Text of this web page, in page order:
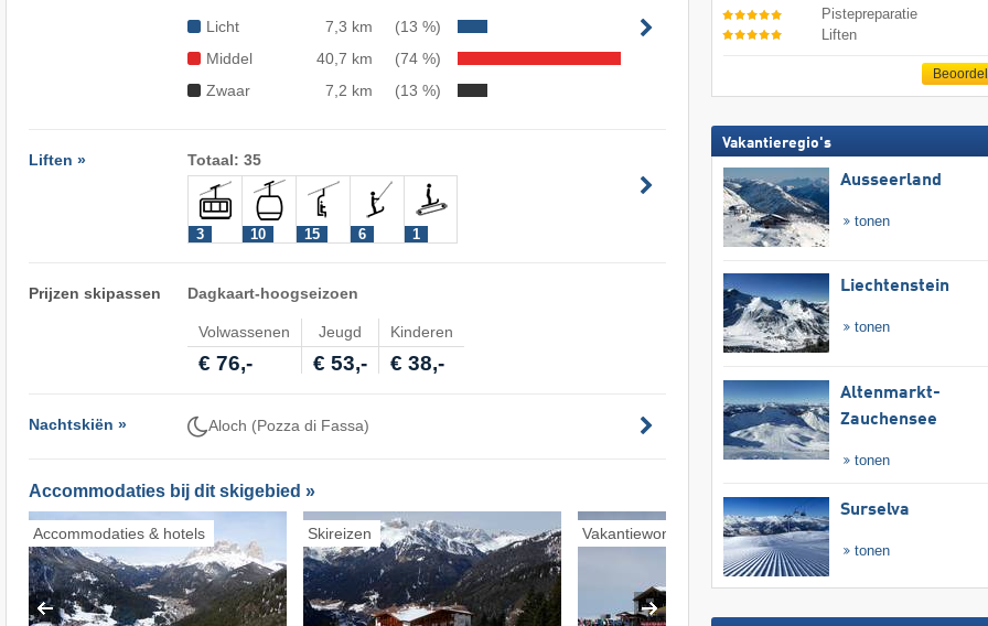
Licht 7,3 km
(13 %)
Middel
40,7 km
(74 %)
Zwaar
7,2 km (13 %)
Liften » Totaal: 35
3 10 15 6 1
Prijzen skipassen Dagkaart-hoogseizoen
Volwassenen Jeugd Kinderen
€ 76,- € 53,- € 38,-
Nachtskiën » Aloch (Pozza di Fassa)
Accommodaties bij dit skigebied »
Accommodaties & hotels Skireizen Vakantiewoningen
Pistepreparatie
Liften
Vakantieregio's
Ausseerland
tonen
Liechtenstein
tonen
Altenmarkt-
Zauchensee
tonen
Surselva
tonen